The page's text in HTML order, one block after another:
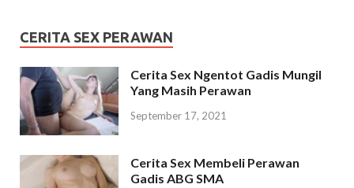
CERITA SEX PERAWAN
Cerita Sex Ngentot Gadis Mungil
Yang Masih Perawan
September 17, 2021
Cerita Sex Membeli Perawan
Gadis ABG SMA